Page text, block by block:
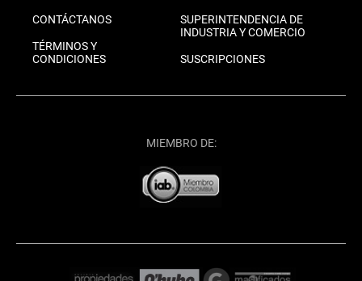
CONTÁCTANOS
TÉRMINOS Y
CONDICIONES
SUPERINTENDENCIA DE
INDUSTRIA Y COMERCIO
SUSCRIPCIONES
MIEMBRO DE: